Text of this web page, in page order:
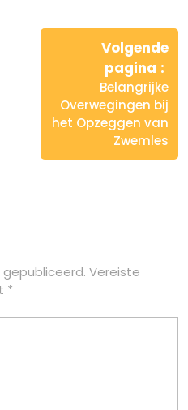
Volgende
pagina
Belangrijke
Overwegingen bij
het Opzeggen van
Zwemles
Vereiste
*